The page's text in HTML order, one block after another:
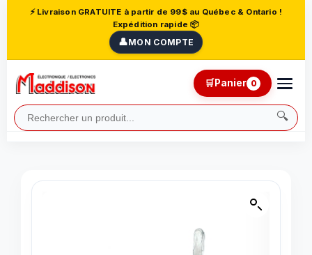
⚡ Livraison GRATUITE à partir de 99$ au Québec & Ontario !
Expédition rapide 📦
👤MON COMPTE
🔍
🛒Panier 0